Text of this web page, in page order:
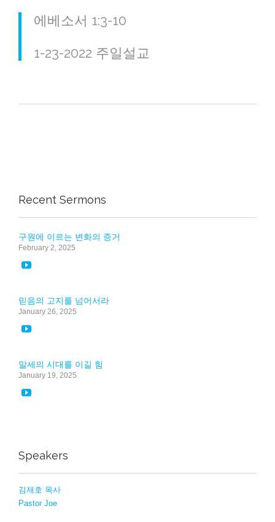
에베소서 1:3-10
1-23-2022 주일설교
Recent Sermons
구원에 이르는 변화의 증거
February 2, 2025

믿음의 고지를 넘어서라
January 26, 2025

말세의 시대를 이길 힘
January 19, 2025

Speakers
김재호 목사
Pastor Joe